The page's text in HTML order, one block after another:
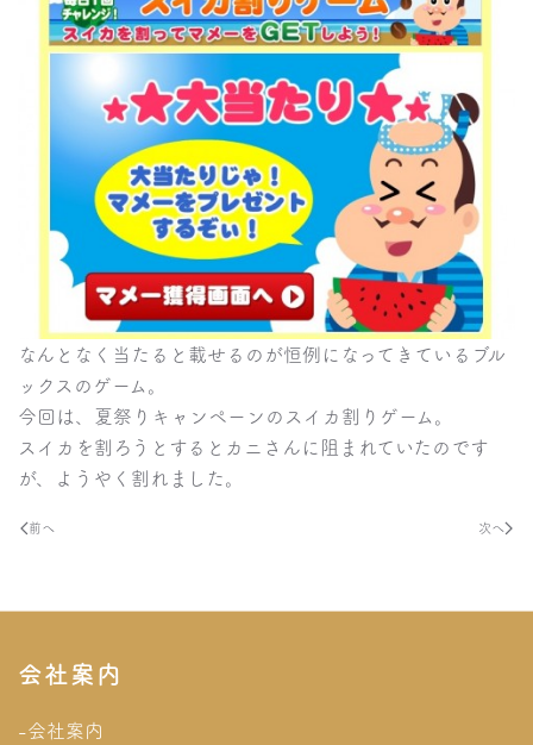
なんとなく当たると載せるのが恒例になってきているブル
ックスのゲーム。
今回は、夏祭りキャンペーンのスイカ割りゲーム。
スイカを割ろうとするとカニさんに阻まれていたのです
が、ようやく割れました。
前へ 次へ
会社案内
-会社案内